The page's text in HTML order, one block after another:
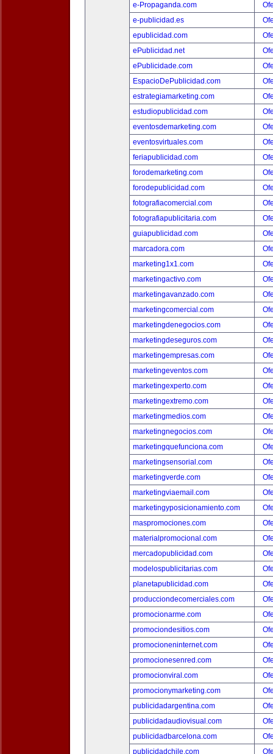
e-Propaganda.com
e-publicidad.es
epublicidad.com
ePublicidad.net
ePublicidade.com
EspacioDePublicidad.com
estrategiamarketing.com
estudiopublicidad.com
eventosdemarketing.com
eventosvirtuales.com
feriapublicidad.com
forodemarketing.com
forodepublicidad.com
fotografiacomercial.com
fotografiapublicitaria.com
guiapublicidad.com
marcadora.com
marketing1x1.com
marketingactivo.com
marketingavanzado.com
marketingcomercial.com
marketingdenegocios.com
marketingdeseguros.com
marketingempresas.com
marketingeventos.com
marketingexperto.com
marketingextremo.com
marketingmedios.com
marketingnegocios.com
marketingquefunciona.com
marketingsensorial.com
marketingverde.com
marketingviaemail.com
marketingyposicionamiento.com
maspromociones.com
materialpromocional.com
mercadopublicidad.com
modelospublicitarias.com
planetapublicidad.com
producciondecomerciales.com
promocionarme.com
promociondesitios.com
promocioneninternet.com
promocionesenred.com
promocionviral.com
promocionymarketing.com
publicidadargentina.com
publicidadaudiovisual.com
publicidadbarcelona.com
publicidadchile.com